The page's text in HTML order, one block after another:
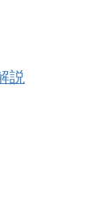
説